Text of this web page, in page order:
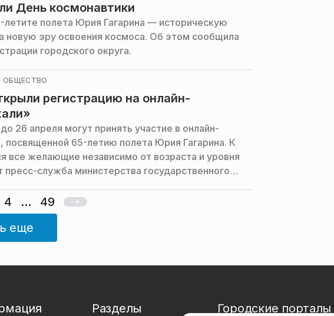
День космонавтики
полета Юрия Гагарина — историческую
новую эру освоения космоса. Об этом сообщила
городского округа.
ОБЩЕСТВО
регистрацию на онлайн-
26 апреля могут принять участие в онлайн-
посвященной 65-летию полета Юрия Гагарина. К
все желающие независимо от возраста и уровня
служба министерства государственного
4 ...
49
еще
Разделы Городские порталы